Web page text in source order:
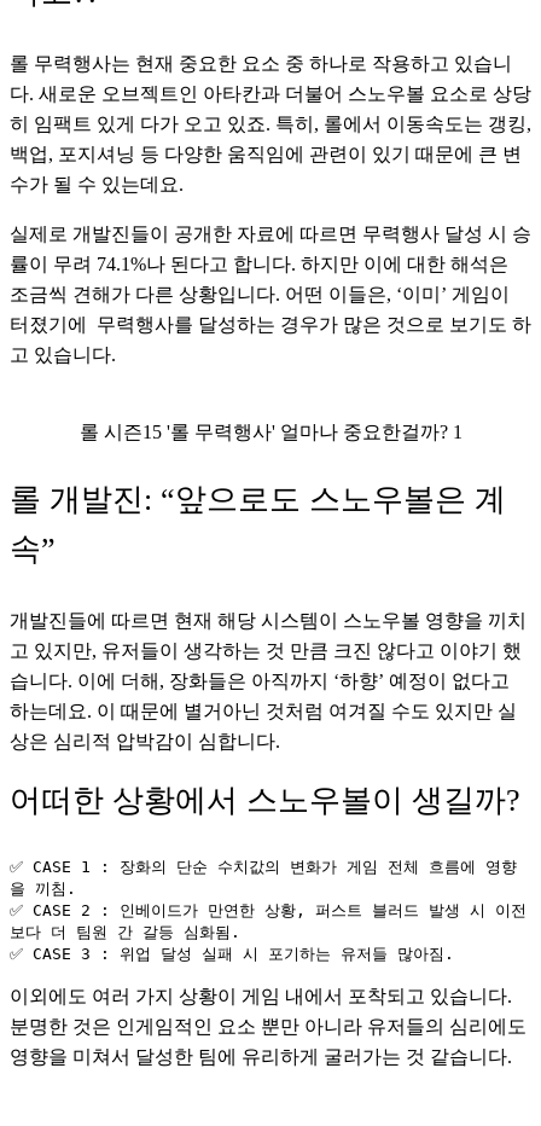
롤 무력행사는 현재 중요한 요소 중 하나로 작용하고 있습니
다. 새로운 오브젝트인 아타칸과 더불어 스노우볼 요소로 상당
히 임팩트 있게 다가 오고 있죠. 특히, 롤에서 이동속도는 갱킹,
백업, 포지셔닝 등 다양한 움직임에 관련이 있기 때문에 큰 변
수가 될 수 있는데요.
실제로 개발진들이 공개한 자료에 따르면 무력행사 달성 시 승
률이 무려 74.1%나 된다고 합니다. 하지만 이에 대한 해석은
조금씩 견해가 다른 상황입니다. 어떤 이들은, ‘이미’ 게임이
터졌기에  무력행사를 달성하는 경우가 많은 것으로 보기도 하
고 있습니다.
롤 시즌15 '롤 무력행사' 얼마나 중요한걸까? 1
롤 개발진: “앞으로도 스노우볼은 계
속”
개발진들에 따르면 현재 해당 시스템이 스노우볼 영향을 끼치
고 있지만, 유저들이 생각하는 것 만큼 크진 않다고 이야기 했
습니다. 이에 더해, 장화들은 아직까지 ‘하향’ 예정이 없다고
하는데요. 이 때문에 별거아닌 것처럼 여겨질 수도 있지만 실
상은 심리적 압박감이 심합니다.
어떠한 상황에서 스노우볼이 생길까?
✅ CASE 1 : 장화의 단순 수치값의 변화가 게임 전체 흐름에 영향
을 끼침.
✅ CASE 2 : 인베이드가 만연한 상황, 퍼스트 블러드 발생 시 이전
보다 더 팀원 간 갈등 심화됨.
✅ CASE 3 : 위업 달성 실패 시 포기하는 유저들 많아짐.
이외에도 여러 가지 상황이 게임 내에서 포착되고 있습니다.
분명한 것은 인게임적인 요소 뿐만 아니라 유저들의 심리에도
영향을 미쳐서 달성한 팀에 유리하게 굴러가는 것 같습니다.